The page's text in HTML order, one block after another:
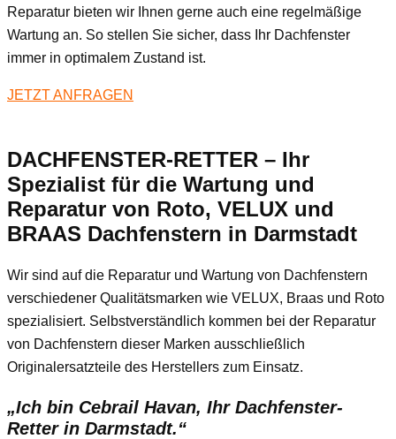
Reparatur bieten wir Ihnen gerne auch eine regelmäßige
Wartung an. So stellen Sie sicher, dass Ihr Dachfenster
immer in optimalem Zustand ist.
JETZT ANFRAGEN
DACHFENSTER-RETTER – Ihr
Spezialist für die Wartung und
Reparatur von Roto, VELUX und
BRAAS Dachfenstern in Darmstadt
Wir sind auf die Reparatur und Wartung von Dachfenstern
verschiedener Qualitätsmarken wie VELUX, Braas und Roto
spezialisiert. Selbstverständlich kommen bei der Reparatur
von Dachfenstern dieser Marken ausschließlich
Originalersatzteile des Herstellers zum Einsatz.
„Ich bin Cebrail Havan, Ihr Dachfenster-
Retter in Darmstadt.“